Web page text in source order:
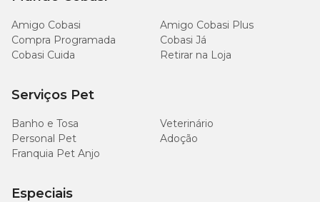
Amigo Cobasi
Amigo Cobasi Plus
Compra Programada
Cobasi Já
Cobasi Cuida
Retirar na Loja
Serviços Pet
Banho e Tosa
Veterinário
Personal Pet
Adoção
Franquia Pet Anjo
Especiais